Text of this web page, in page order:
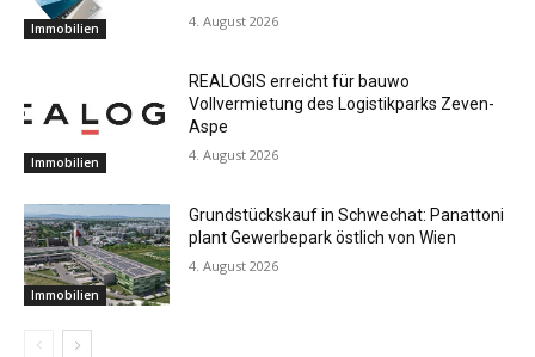
Immobilien 4. August 2026
Immobilien
REALOGIS erreicht für bauwo
Vollvermietung des Logistikparks Zeven-
Aspe
4. August 2026
Immobilien
Grundstückskauf in Schwechat: Panattoni
plant Gewerbepark östlich von Wien
4. August 2026